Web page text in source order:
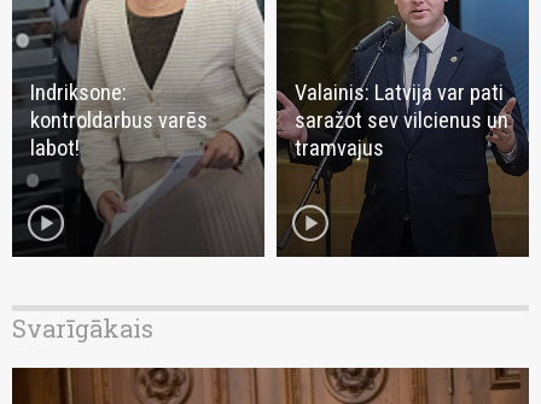
Indriksone:
kontroldarbus varēs
labot!
play_circle
Valainis: Latvija var pati
saražot sev vilcienus un
tramvajus
play_circle
Svarīgākais